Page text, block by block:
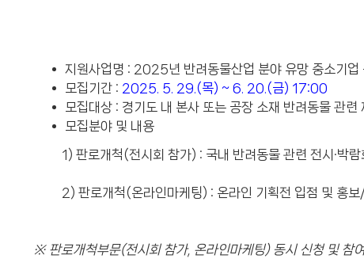
지원사업명 : 2025년 반려동물산업 분야 유망 중소기업
모집기간 : 2025. 5. 29.(목) ~ 6. 20.(금) 17:00
모집대상 : 경기도 내 본사 또는 공장 소재 반려동물 관
모집분야 및 내용
1) 판로개척(전시회 참가) : 국내 반려동물 관련 전시·박
2) 판로개척(온라인마케팅) : 온라인 기획전 입점 및 홍보/
※ 판로개척부문(전시회 참가, 온라인마케팅) 동시 신청 및 참